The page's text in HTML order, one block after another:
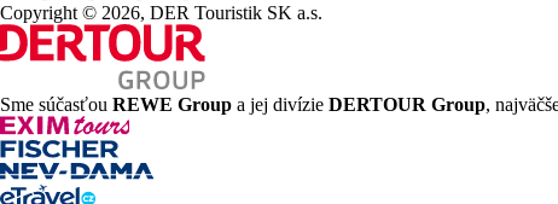
300 m
Turistické centrum
0 m
Reštaurácia
50 m
Nákupy
Copyright © 2026, DER Touristik SK a.s.
Sme súčasťou REWE Group a jej divízie DERTOUR Group,